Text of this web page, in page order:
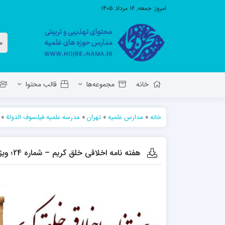
امروز: جمعه, ۱۶ مرداد ۱۴۰۵
خانه مجموعه‌ها قالب محتوا
معاونت تهذیب استان آ.ش
حوزه علمیه حضرت ولی عصر عج بناب
مدرسه علمیه صاحب الزمان عج مرند
مدرسه
خانه» مدارس علمیه» تهران» مدرسه علمیه فیلسوف الدولة»
هفته نامه اخلاقی خلق کریم – شماره 24؛ ویژه‌نامه‌ حضرت‌ عبدالعظیم(ع)